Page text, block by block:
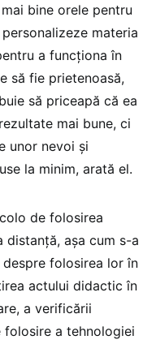
bine orele pentru
materia
a funcționa în
să fie prietenoasă,
să priceapă că ea
mai bune, ci
unor nevoi și
la minim, arată el.
de folosirea
așa cum s-a
folosirea lor în
actului didactic în
a verificării
a tehnologiei